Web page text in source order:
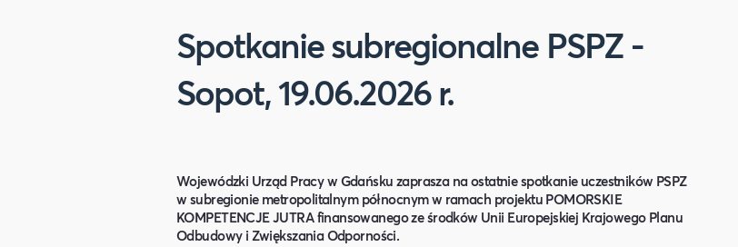
Spotkanie subregionalne PSPZ -
Sopot, 19.06.2026 r.
Wojewódzki Urząd Pracy w Gdańsku zaprasza na ostatnie spotkanie uczestników PSPZ
w subregionie metropolitalnym północnym w ramach projektu POMORSKIE
KOMPETENCJE JUTRA finansowanego ze środków Unii Europejskiej Krajowego Planu
Odbudowy i Zwiększania Odporności.